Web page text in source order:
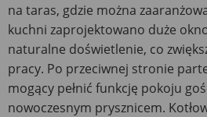
na taras, gdzie można
kuchni zaprojektowano duże
naturalne doświetlenie, co
pracy. Po przeciwnej stronie
mogący pełnić funkcję pokoju
nowoczesnym prysznicem.